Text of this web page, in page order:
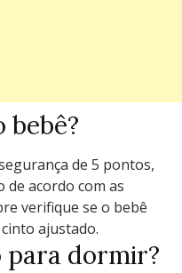
bebê?
de 5 pontos,
de acordo com as
verifique se o bebê
ajustado.
para dormir?